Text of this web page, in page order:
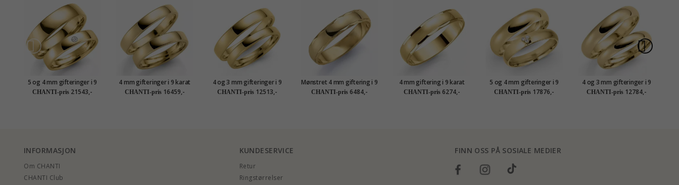
5 og 4 mm gifteringer i 9
karat gull 0,03 ct - par
CHANTI-pris 21543,-
4 mm gifteringer i 9 karat
gull - par
CHANTI-pris 16459,-
4 og 3 mm gifteringer i 9
karat gull - par
CHANTI-pris 12513,-
Mønstret 4 mm giftering i 9
karat gull
CHANTI-pris 6484,-
4 mm giftering i 9 karat
gull
CHANTI-pris 6274,-
5 og 4 mm gifteringer i 9
karat gull 0,03 ct - par
CHANTI-pris 17876,-
4 og 3 mm gifteringer i 9
karat gull - par
CHANTI-pris 12784,-
INFORMASJON
Om CHANTI
CHANTI Club
KUNDESERVICE
Retur
Ringstørrelser
FINN OSS PÅ SOSIALE MEDIER